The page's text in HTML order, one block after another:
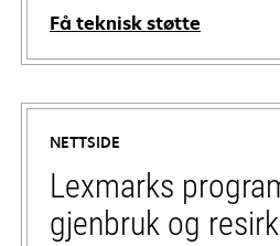
Få teknisk støtte
opens
in
new
tab
NETTSIDE
Lexmarks
gjenbruk og